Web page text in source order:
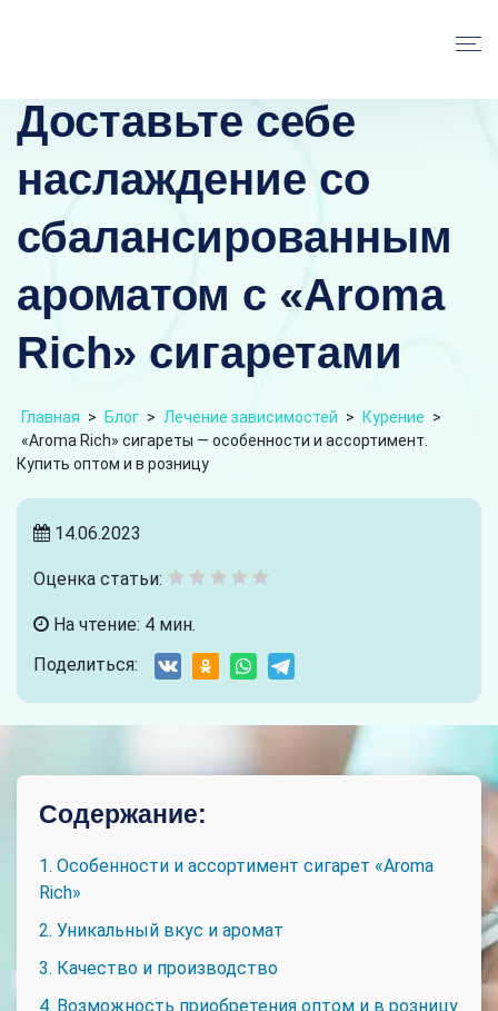
Доставьте себе
наслаждение со
сбалансированным
ароматом с «Aroma
Rich» сигаретами
Главная > Блог > Лечение зависимостей > Курение >
«Aroma Rich» сигареты — особенности и ассортимент.
Купить оптом и в розницу
14.06.2023
Оценка статьи:
На чтение: 4 мин.
Поделиться:
Содержание:
1. Особенности и ассортимент сигарет «Aroma
Rich»
2. Уникальный вкус и аромат
3. Качество и производство
4. Возможность приобретения оптом и в розницу